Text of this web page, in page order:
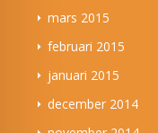
mars 2015
februari 2015
januari 2015
december 2014